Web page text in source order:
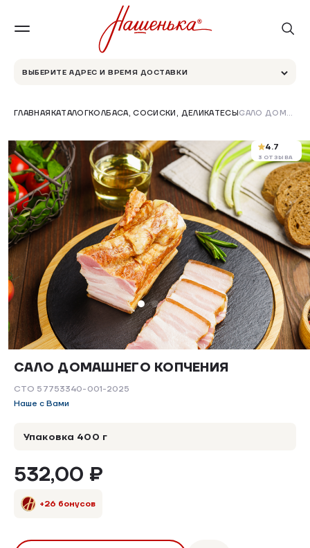
ВЫБЕРИТЕ АДРЕС И ВРЕМЯ ДОСТАВКИ
ГЛАВНАЯКАТАЛОГКОЛБАСА, СОСИСКИ, ДЕЛИКАТЕСЫ САЛО ДОМАШНЕГО КОПЧЕНИЯ
4.7
3 ОТЗЫВА
САЛО ДОМАШНЕГО КОПЧЕНИЯ
СТО 57753340-001-2025
Наше с Вами
Упаковка 400 г
532,00 ₽
+26 бонусов